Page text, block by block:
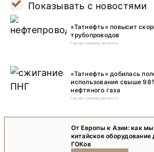
Показывать с новостями
«Татнефть» повысит
трубопроводов
Горная промышленность
«Татнефть» добилась
использования свыше
нефтяного газа
Горная промышленность
От Европы к Азии: как
китайское оборудование
ГОКов